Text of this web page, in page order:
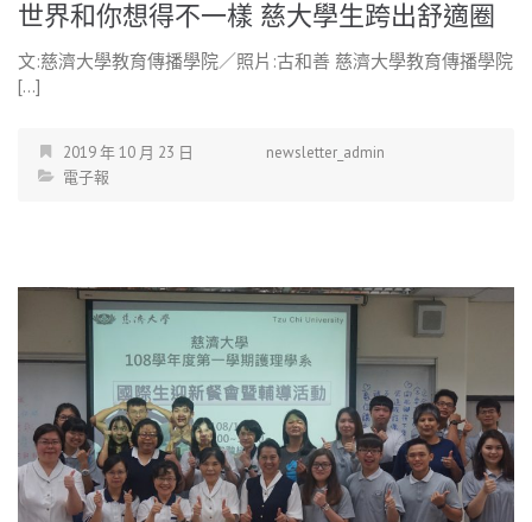
世界和你想得不一樣 慈大學生跨出舒適圈
文:慈濟大學教育傳播學院／照片:古和善 慈濟大學教育傳播學院
[…]
2019 年 10 月 23 日
newsletter_admin
電子報